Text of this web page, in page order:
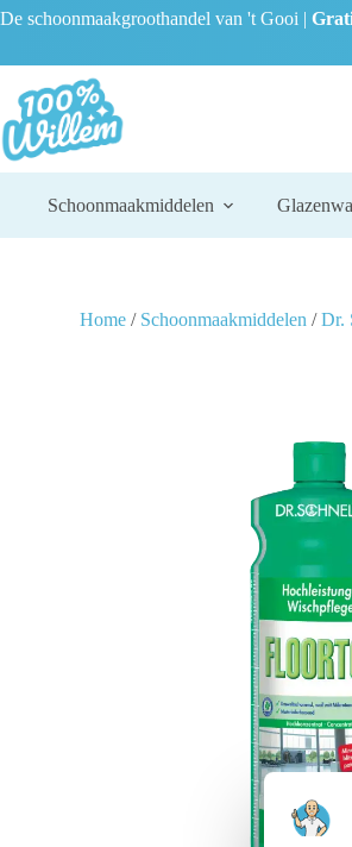
De schoonmaakgroothandel van 't Gooi |
Schoonmaakmiddelen
Home / Schoonmaakmiddelen /Dr.